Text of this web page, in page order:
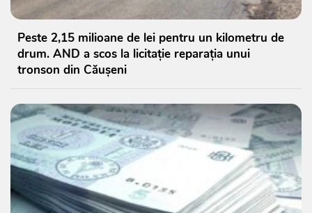
Peste 2,15 milioane de lei pentru un kilometru de
drum. AND a scos la licitație reparația unui
tronson din Căușeni